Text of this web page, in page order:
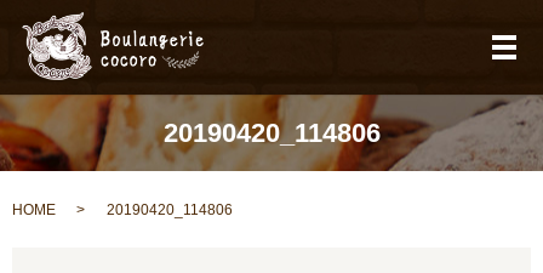
メ
20190420_114806
HOME 20190420_114806